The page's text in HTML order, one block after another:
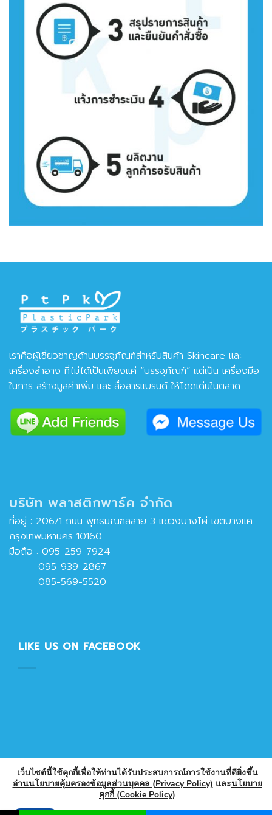
เราคือผู้เชี่ยวชาญด้านบรรจุภัณฑ์สำหรับสินค้า Skincare และ
เครื่องสำอาง ที่ไม่ได้เป็นเพียงแค่ “บรรจุภัณฑ์” แต่เป็น เครื่องมือ
ในการ สร้างมูลค่าเพิ่ม และ สื่อสารแบรนด์ ให้โดดเด่นในตลาด
บริษัท พลาสติกพาร์ค จำกัด
ที่อยู่ : 206/1 ถนน พุทธมณฑลสาย 3 แขวงบางไผ่ เขตบางแค
กรุงเทพมหานคร 10160
มือถือ : 095-259-7924
095-939-2867
085-569-5520
LIKE US ON FACEBOOK
Copyright 2026 © Designed & Developed by PlasticPark
Store
เว็บไซต์นี้ใช้คุกกี้เพื่อให้ท่านได้รับประสบการณ์การใช้งานที่ดียิ่งขึ้น
อ่านนโยบายคุ้มครองข้อมูลส่วนบุคคล (Privacy Policy) และนโยบาย
คุกกี้ (Cookie Policy)